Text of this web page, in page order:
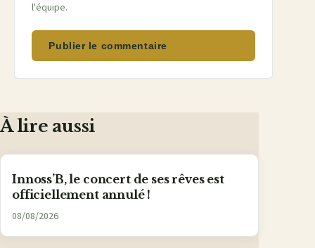
l'équipe.
Publier le commentaire
À lire aussi
Innoss’B, le concert de ses rêves est
officiellement annulé !
08/08/2026